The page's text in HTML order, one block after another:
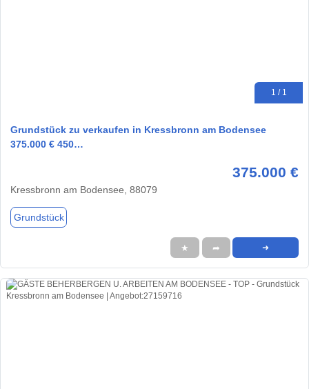
1 / 1
Grundstück zu verkaufen in Kressbronn am Bodensee
375.000 € 450…
375.000 €
Kressbronn am Bodensee, 88079
Grundstück
★ ➦ ➜